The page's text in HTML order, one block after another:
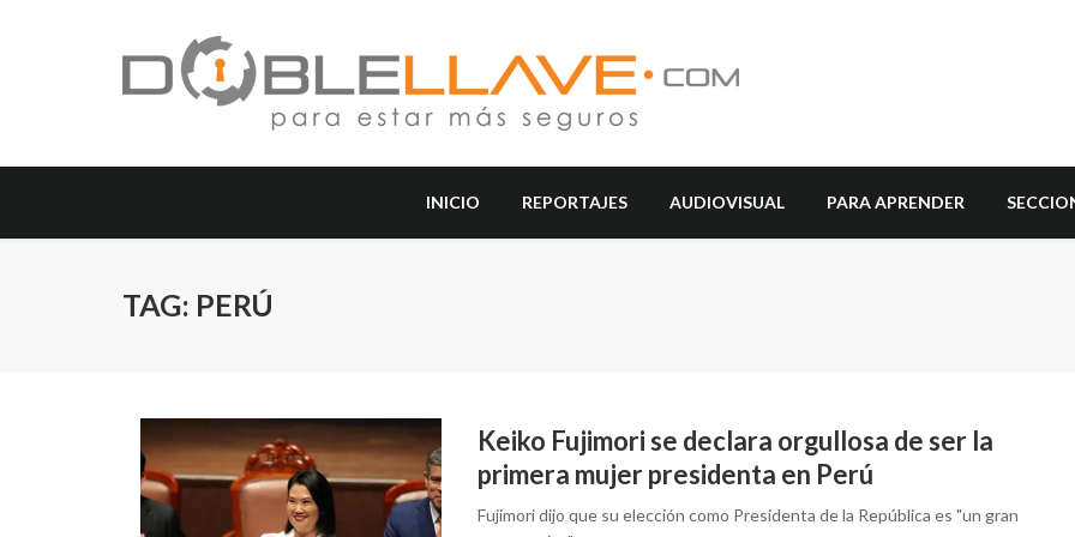
INICIO REPORTAJES AUDIOVISUAL PARA APRENDER
TAG: PERÚ
Keiko Fujimori se declara orgullosa de ser la
primera mujer presidenta en Perú
Fujimori dijo que su elección como Presidenta de la República es "un gran